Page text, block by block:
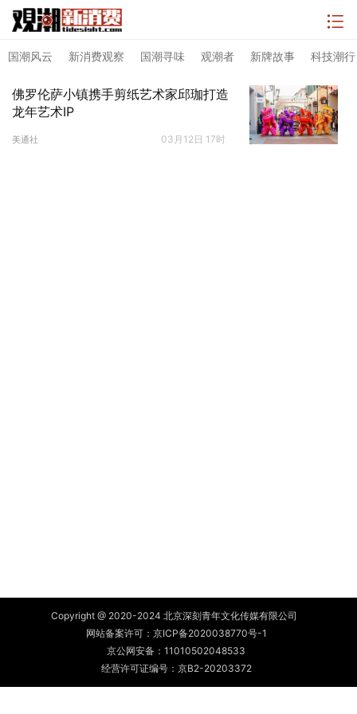
国潮风云 新消费观察 国潮寻味 观潮者 新牌故事 科技潮行
佛罗伦萨小镇携手剪纸艺术家邱珈打造
龙年艺术IP
美通社 03月12日 17时
Copyright @ 2020-2024 北京深刻青年文化传媒有限公司
网站备案许可： 京ICP备2020038770号-1
京公网安备： 11010502048533
经营许可证编号：京B2-20203372